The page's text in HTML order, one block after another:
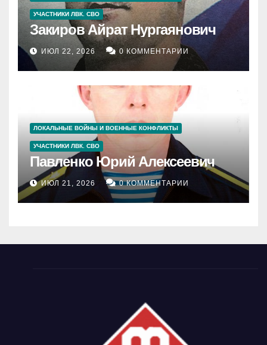
УЧАСТНИКИ ЛВК. СВО
Закиров Айрат Нургаянович
ИЮЛ 22, 2026 0 КОММЕНТАРИИ
ЛОКАЛЬНЫЕ ВОЙНЫ И ВОЕННЫЕ КОНФЛИКТЫ
УЧАСТНИКИ ЛВК. СВО
Павленко Юрий Алексеевич
ИЮЛ 21, 2026 0 КОММЕНТАРИИ